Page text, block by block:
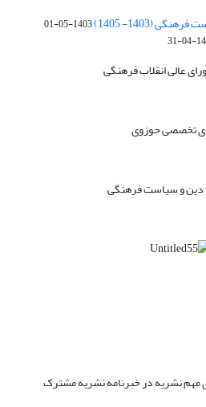
(1403- 1405)
1403-05-01
عالی انقلاب فرهنگی
تخصصی حوزوی
دین و سیاست فرهنگی
مهم نشریه در خبرنامه نشریه مشترک